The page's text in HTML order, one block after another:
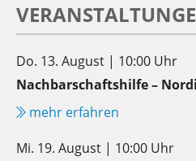
Do. 13. August | 10:00 Uhr
Nachbarschaftshilfe –
mehr erfahren
Mi. 19. August | 10:00 Uhr